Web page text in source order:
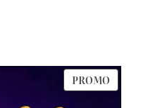
PROMO
EN